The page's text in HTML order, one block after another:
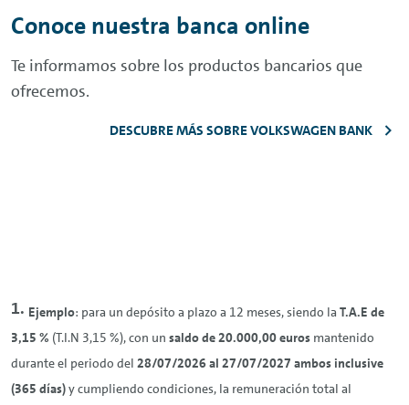
Conoce nuestra banca online
Te informamos sobre los productos bancarios que
ofrecemos.
DESCUBRE MÁS SOBRE VOLKSWAGEN BANK
Ejemplo: para un depósito a plazo a 12 meses, siendo la T.A.E de
3,15 % (T.I.N 3,15 %), con un saldo de 20.000,00 euros mantenido
durante el periodo del 28/07/2026 al 27/07/2027 ambos inclusive
(365 días)y cumpliendo condiciones, la remuneración total al